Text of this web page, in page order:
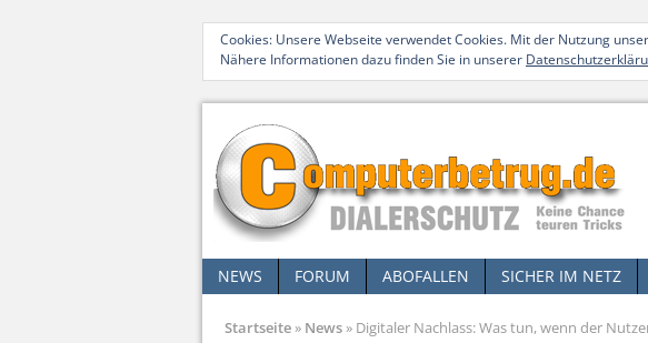
Cookies: Unsere Webseite verwendet Cookies. Mit der Nutzung
Nähere Informationen dazu finden Sie in unserer
NEWS FORUM ABOFALLEN SICHER IM NETZ
Startseite» News» Digitaler Nachlass: Was tun, wenn der